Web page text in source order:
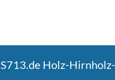
S713.de Holz-